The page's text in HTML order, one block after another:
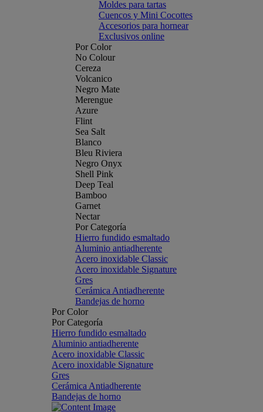
Moldes para tartas
Cuencos y Mini Cocottes
Accesorios para hornear
Exclusivos online
Por Color
No Colour
Cereza
Volcanico
Negro Mate
Merengue
Azure
Flint
Sea Salt
Blanco
Bleu Riviera
Negro Onyx
Shell Pink
Deep Teal
Bamboo
Garnet
Nectar
Por Categoría
Hierro fundido esmaltado
Aluminio antiadherente
Acero inoxidable Classic
Acero inoxidable Signature
Gres
Cerámica Antiadherente
Bandejas de horno
Por Color
Por Categoría
Hierro fundido esmaltado
Aluminio antiadherente
Acero inoxidable Classic
Acero inoxidable Signature
Gres
Cerámica Antiadherente
Bandejas de horno